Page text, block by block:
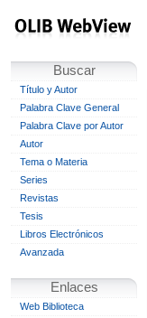
Buscar
Título y Autor
Palabra Clave General
Palabra Clave por Autor
Autor
Tema o Materia
Series
Revistas
Tesis
Libros Electrónicos
Avanzada
Enlaces
Web Biblioteca